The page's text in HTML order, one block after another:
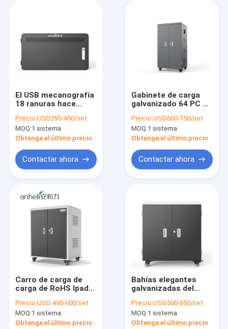
Visita a la fábrica
Control de Calidad
noticias
Todos los casos
Gabinete de carga de la tableta
Gabinete de carga del ordenador portátil
Gabinete de carga bloqueable
El USB mecanografía
18 ranuras hace
de carga para la
escuela 370m m
Precio:USD295-450/set
MOQ:1 sistema
Obtenga el último precio
Contactar ahora
Gabinete de carga
galvanizado 64 PC 5V
hoja USB
Precio:USD660-750/set
MOQ:1 sistema
Obtenga el último precio
Contactar ahora
Carro de carga de
carga de RoHS Ipad
ordenador portátil de
la corriente ALTERNA
para 30 Ipads
Precio:USD 495-600/set
MOQ:1 sistema
Obtenga el último precio
Bahías elegantes
galvanizadas del
por USB de la hoja
con los ventiladores
Precio:USD500-650/set
MOQ:1 sistema
Obtenga el último precio